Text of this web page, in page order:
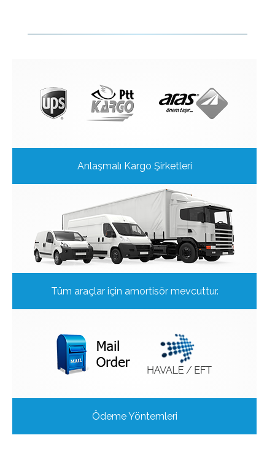
Anlaşmalı Kargo Şirketleri
Tüm araçlar için amortisör mevcuttur.
Ödeme Yöntemleri